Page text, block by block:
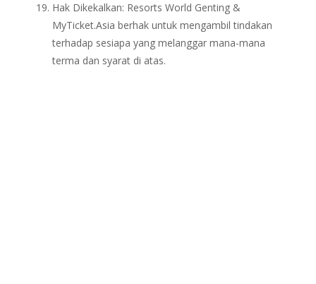
Hak Dikekalkan: Resorts World Genting &
MyTicket.Asia berhak untuk mengambil tindakan
terhadap sesiapa yang melanggar mana-mana
terma dan syarat di atas.